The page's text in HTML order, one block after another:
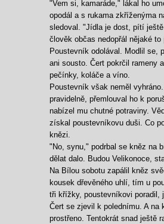
"Vem si, kamaráde," lákal ho
opodál a s rukama zkříženýma
sledoval. "Jídla je dost, pítí
člověk občas nedopřál nějaké to
Poustevník odolával. Modlil se,
ani sousto. Čert pokrčil rameny
pečínky, koláče a víno.
Poustevník však neměl
pravidelně, přemlouval ho k
nabízel mu chutné potraviny.
získal poustevníkovu duši. Co
knězi.
"No, synu," podrbal se kněz na
dělat dalo. Budou Velikonoce,
Na Bílou sobotu zapálil kněz
kousek dřevěného uhlí, tím u
tři křížky, poustevníkovi poradil,
Čert se zjevil k polednímu. A na
prostřeno. Tentokrát snad ještě